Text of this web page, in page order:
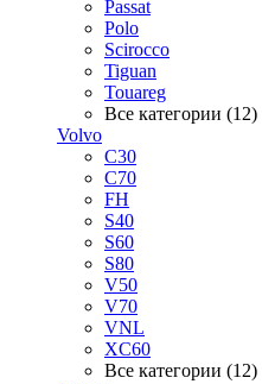
Passat
Polo
Scirocco
Tiguan
Touareg
Все категории (12)
Volvo
C30
C70
FH
S40
S60
S80
V50
V70
VNL
XC60
Все категории (12)